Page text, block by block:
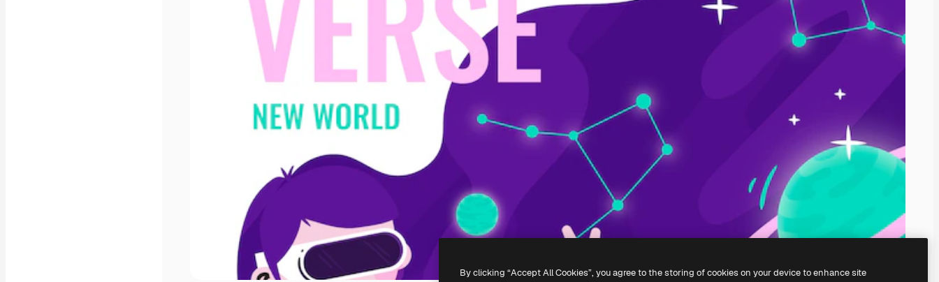
By clicking “Accept All Cookies”, you agree to the storing of cookies on your device to enhance site